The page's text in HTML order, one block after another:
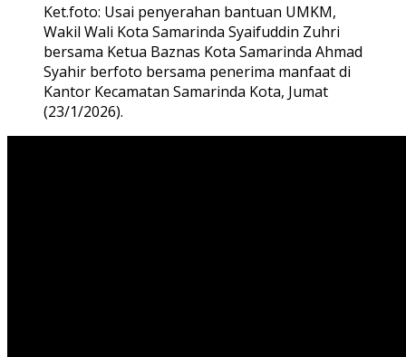
Ket.foto: Usai penyerahan bantuan UMKM,
Wakil Wali Kota Samarinda Syaifuddin Zuhri
bersama Ketua Baznas Kota Samarinda Ahmad
Syahir berfoto bersama penerima manfaat di
Kantor Kecamatan Samarinda Kota, Jumat
(23/1/2026).